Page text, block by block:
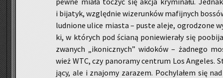
i bi­ja­tyk, względ­nie wi­ze­run­ków ma­fij­nych
lud­nio­ne ulice mia­sta – puste aleje, ogro­dzo­ne
ki, w któ­rych pod ścia­ną po­nie­wie­ra­ły się
zwa­nych „iko­nicz­nych” wi­do­ków – żad­ne­go
wież WTC, czy pa­no­ra­my cen­trum Los An­ge­les.
ją­cy, ale i zna­jo­my za­ra­zem. Po­chy­la­łem się